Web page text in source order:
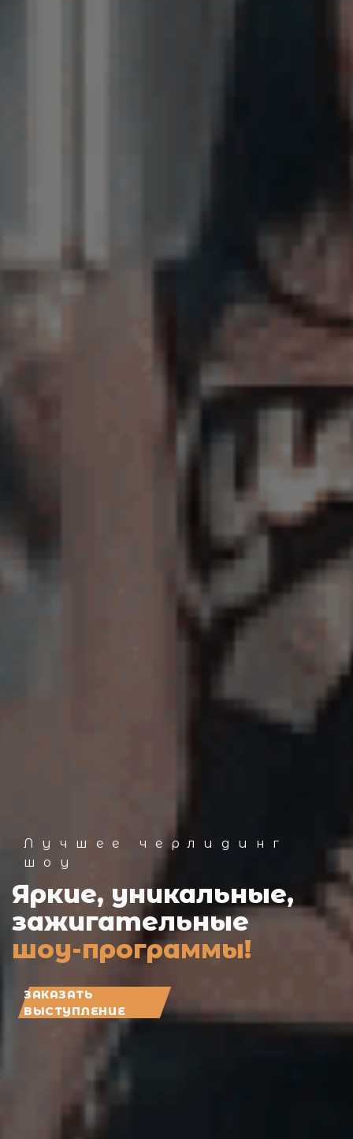
Лучшее черлидинг
шоу
Яркие, уникальные,
зажигательные
шоу-программы!
ЗАКАЗАТЬ
ВЫСТУПЛЕНИЕ